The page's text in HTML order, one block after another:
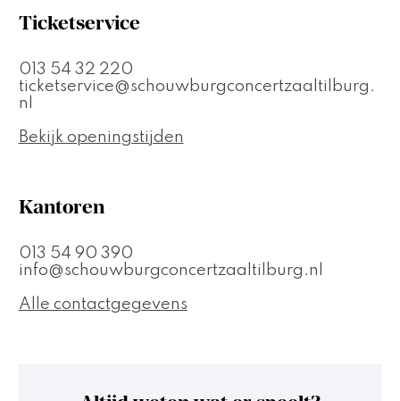
Ticketservice
013 54 32 220
ticketservice@schouwburgconcertzaaltilburg.
nl
Bekijk openingstijden
Kantoren
013 54 90 390
info@schouwburgconcertzaaltilburg.nl
Alle contactgegevens